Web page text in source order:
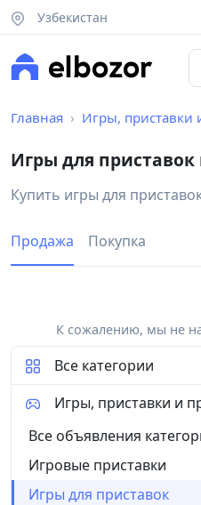
Узбекистан
Главная Игры, приставки
Игры для
Купить игры для
Продажа Покупка
К сожалению, мы не
Все категории
Игры, приставки и
Все объявления
Игровые приставки
Игры для приставок